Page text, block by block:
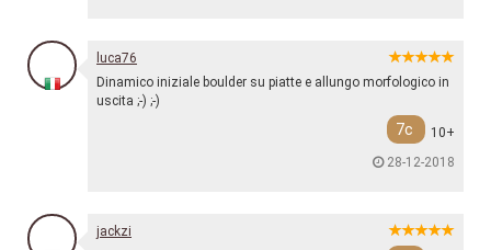
luca76
Dinamico iniziale boulder su piatte e allungo morfologico in
uscita ;-) ;-)
7c
10+
28-12-2018
jackzi